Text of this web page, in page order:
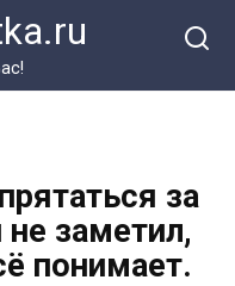
за
заметил,
понимает.